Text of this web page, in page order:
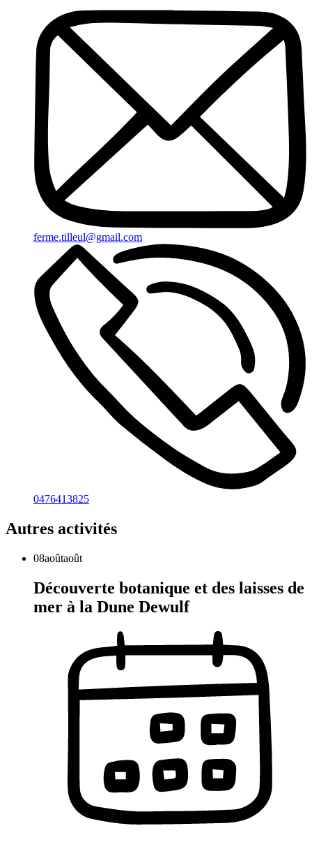
ferme.tilleul@gmail.com
0476413825
Autres activités
08aoûtaoût
Découverte botanique et des laisses de
mer à la Dune Dewulf